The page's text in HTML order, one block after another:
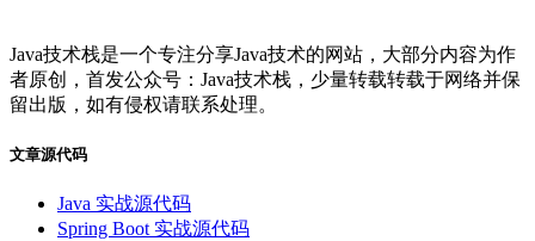
Java技术栈是一个专注分享Java技术的网站，大部分内容为作
者原创，首发公众号：Java技术栈，少量转载转载于网络并保
留出版，如有侵权请联系处理。
文章源代码
Java 实战源代码
Spring Boot 实战源代码